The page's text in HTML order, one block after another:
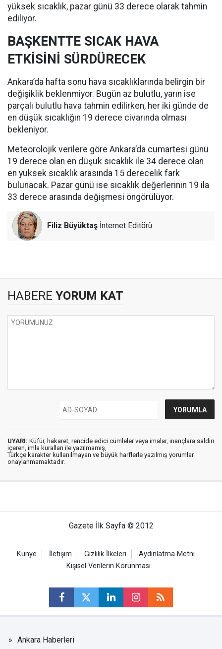
yüksek sıcaklık, pazar günü 33 derece olarak tahmin
ediliyor.
BAŞKENTTE SICAK HAVA
ETKİSİNİ SÜRDÜRECEK
Ankara’da hafta sonu hava sıcaklıklarında belirgin bir
değişiklik beklenmiyor. Bugün az bulutlu, yarın ise
parçalı bulutlu hava tahmin edilirken, her iki günde de
en düşük sıcaklığın 19 derece civarında olması
bekleniyor.
Meteorolojik verilere göre Ankara’da cumartesi günü
19 derece olan en düşük sıcaklık ile 34 derece olan
en yüksek sıcaklık arasında 15 derecelik fark
bulunacak. Pazar günü ise sıcaklık değerlerinin 19 ila
33 derece arasında değişmesi öngörülüyor.
Filiz Büyüktaş İnternet Editörü
HABERE YORUM KAT
UYARI: Küfür, hakaret, rencide edici cümleler veya imalar, inançlara saldırı
içeren, imla kuralları ile yazılmamış,
Türkçe karakter kullanılmayan ve büyük harflerle yazılmış yorumlar
onaylanmamaktadır.
Gazete İlk Sayfa © 2012
Künye İletişim Gizlilik İlkeleri
Aydınlatma Metni
Kişisel Verilerin Korunması
Ankara Haberleri